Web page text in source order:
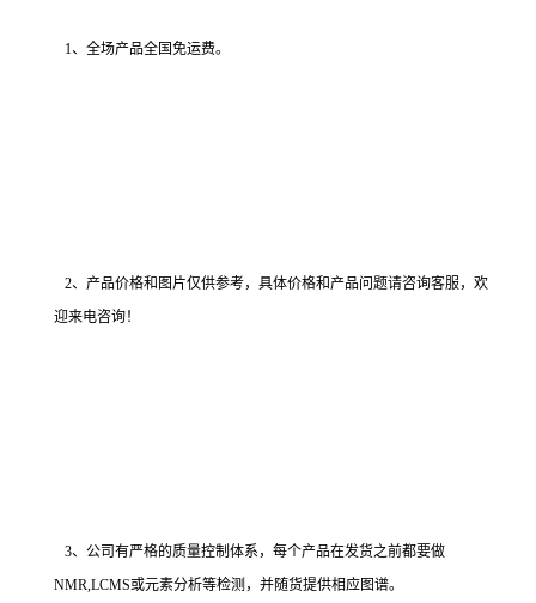
1、全场产品全国免运费。
2、产品价格和图片仅供参考，具体价格和产品问题请咨询客服，欢
迎来电咨询！
3、公司有严格的质量控制体系，每个产品在发货之前都要做
NMR,LCMS或元素分析等检测，并随货提供相应图谱。